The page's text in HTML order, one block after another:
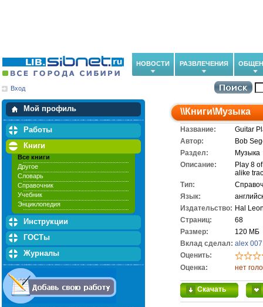
НОВОСТИ РАЗВЛЕЧЕНИЯ
Вход
Мой профиль
Мои закладки
Работы
Книги
Все книги
Другое
Словарь
Справочник
Учебник
Энциклопедия
Инструкции
ГОСТы
Журналы
\\Книги\Музыка
Название:
Guitar
Автор:
Bob
Раздел:
Музыка
Описание:
Play 8
alike
Тип:
Язык:
Издательство: Hal
Cтраниц:
68
Размер:
120 МБ
Вклад сделал: alex 007
Оценить:
Оценка:
нет
Скачать